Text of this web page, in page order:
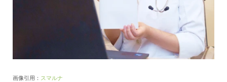
画像引用： スマルナ